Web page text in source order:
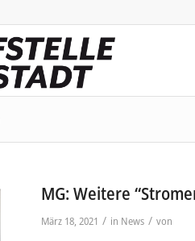
MG: Weitere
März 18, 2021 / in News / von